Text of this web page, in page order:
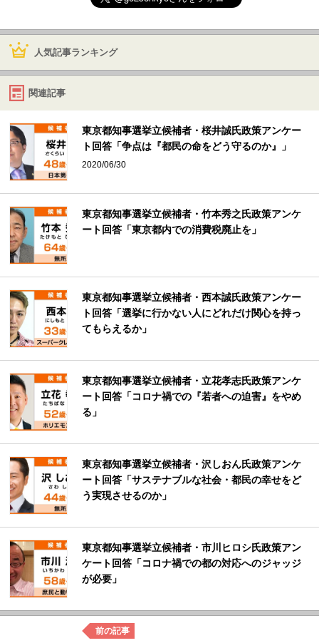
人気記事ランキング
関連記事
東京都知事選挙立候補者・桜井誠氏政策アンケー
ト回答「争点は『都民の命をどう守るのか』」
2020/06/30
東京都知事選挙立候補者・竹本秀之氏政策アンケ
ート回答「東京都内での消費税廃止を」
東京都知事選挙立候補者・西本誠氏政策アンケー
ト回答「選挙に行かない人にどれだけ関心を持っ
てもらえるか」
東京都知事選挙立候補者・立花孝志氏政策アンケ
ート回答「コロナ禍での『若者への迫害』をやめ
る」
東京都知事選挙立候補者・沢しおん氏政策アンケ
ート回答「サステナブルな社会・都民の幸せをど
う実現させるのか」
東京都知事選挙立候補者・市川ヒロシ氏政策アン
ケート回答「コロナ禍での都の対応へのジャッジ
が必要」